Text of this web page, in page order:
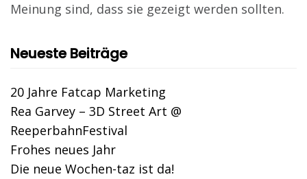
Meinung sind, dass sie gezeigt werden sollten.
Neueste Beiträge
20 Jahre Fatcap Marketing
Rea Garvey – 3D Street Art @
ReeperbahnFestival
Frohes neues Jahr
Die neue Wochen-taz ist da!